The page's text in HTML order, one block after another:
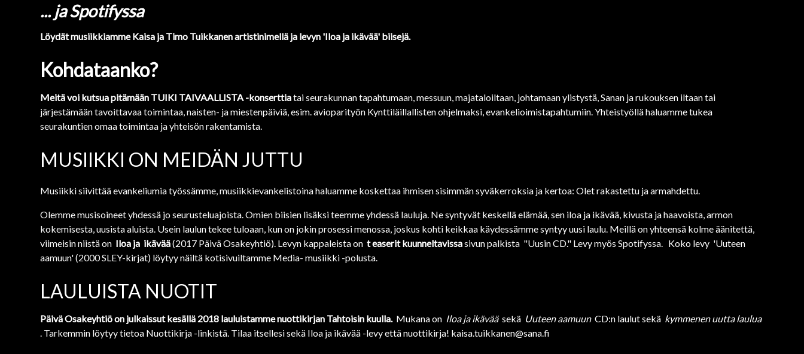
... ja Spotifyssa
Löydät musiikkiamme Kaisa ja Timo Tuikkanen artistinimellä ja levyn 'Iloa ja ikävää' biisejä.
Kohdataanko?
Meitä voi kutsua pitämään TUIKI TAIVAALLISTA -konserttiatai seurakunnan tapahtumaan, messuun, majataloiltaan, johtamaan ylistystä, Sanan ja rukouksen iltaan tai
järjestämään tavoittavaa toimintaa, naisten- ja miestenpäiviä, esim. avioparityön Kynttiläillallisten ohjelmaksi, evankelioimistapahtumiin. Yhteistyöllä haluamme tukea
seurakuntien omaa toimintaa ja yhteisön rakentamista.
MUSIIKKI ON MEIDÄN JUTTU
Musiikki siivittää evankeliumia työssämme, musiikkievankelistoina haluamme koskettaa ihmisen sisimmän syväkerroksia ja kertoa: Olet rakastettu ja armahdettu.
Olemme musisoineet yhdessä jo seurusteluajoista. Omien biisien lisäksi teemme yhdessä lauluja. Ne syntyvät keskellä elämää, sen iloa ja ikävää, kivusta ja haavoista, armon
kokemisesta, uusista aluista. Usein laulun tekee tuloaan, kun on jokin prosessi menossa, joskus kohti keikkaa käydessämme syntyy uusi laulu. Meillä on yhteensä kolme äänitettä,
viimeisin niistä on Iloa ja ikävää(2017 Päivä Osakeyhtiö). Levyn kappaleista onteaserit kuunneltavissasivun palkista "Uusin CD." Levy myös Spotifyssa. Koko levy 'Uuteen
aamuun' (2000 SLEY-kirjat) löytyy näiltä kotisivuiltamme Media- musiikki -polusta.
LAULUISTA NUOTIT
Päivä Osakeyhtiö on julkaissut kesällä 2018 lauluistamme nuottikirjan Tahtoisin kuulla. Mukana on Iloa ja ikävääsekä Uuteen aamuunCD:n laulut sekä kymmenen uutta laulua
. Tarkemmin löytyy tietoa Nuottikirja -linkistä. Tilaa itsellesi sekä Iloa ja ikävää -levy että nuottikirja! kaisa.tuikkanen@sana.fi